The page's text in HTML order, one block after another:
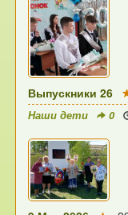
Выпускники 26
Наши дети 0